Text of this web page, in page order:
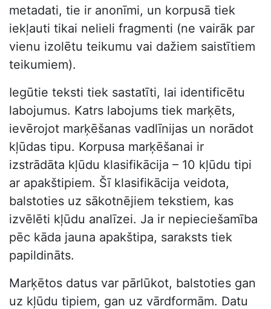
metadati, tie ir anonīmi, un korpusā tiek
iekļauti tikai nelieli fragmenti (ne vairāk par
vienu izolētu teikumu vai dažiem saistītiem
teikumiem).
Iegūtie teksti tiek sastatīti, lai identificētu
labojumus. Katrs labojums tiek marķēts,
ievērojot marķēšanas vadlīnijas un norādot
kļūdas tipu. Korpusa marķēšanai ir
izstrādāta kļūdu klasifikācija – 10 kļūdu tipi
ar apakštipiem. Šī klasifikācija veidota,
balstoties uz sākotnējiem tekstiem, kas
izvēlēti kļūdu analīzei. Ja ir nepieciešamība
pēc kāda jauna apakštipa, saraksts tiek
papildināts.
Marķētos datus var pārlūkot, balstoties gan
uz kļūdu tipiem, gan uz vārdformām. Datu